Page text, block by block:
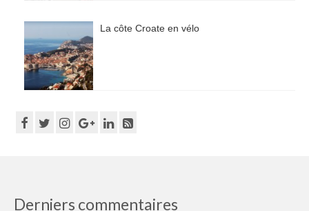
La côte Croate en vélo
Derniers commentaires